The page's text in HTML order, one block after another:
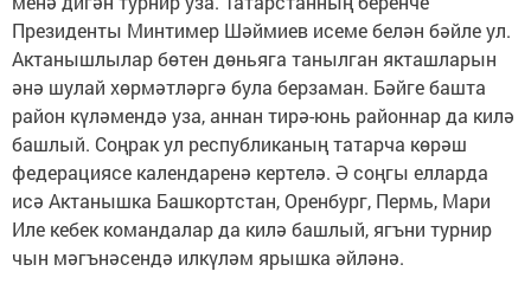
Президенты Минтимер Шәймиев исеме белән бәйле ул.
Актанышлылар бөтен дөньяга танылган якташларын
әнә шулай хөрмәтләргә була берзаман. Бәйге башта
район күләмендә уза, аннан тирә-юнь районнар да килә
башлый. Соңрак ул республиканың татарча көрәш
федерациясе календаренә кертелә. Ә соңгы елларда
исә Актанышка Башкортстан, Оренбург, Пермь, Мари
Иле кебек командалар да килә башлый, ягъни турнир
чын мәгънәсендә илкүләм ярышка әйләнә.